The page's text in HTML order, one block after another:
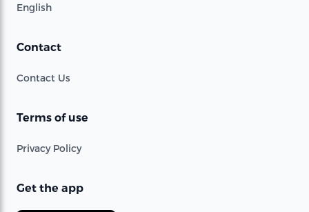
English
Contact
Contact Us
Terms of use
Privacy Policy
Get the app